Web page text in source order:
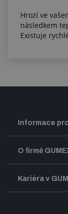
Hrozí ve
následkem
Existuje
Informace
Doprava a
Obchodní
O firmě
Představení
Kariéra v